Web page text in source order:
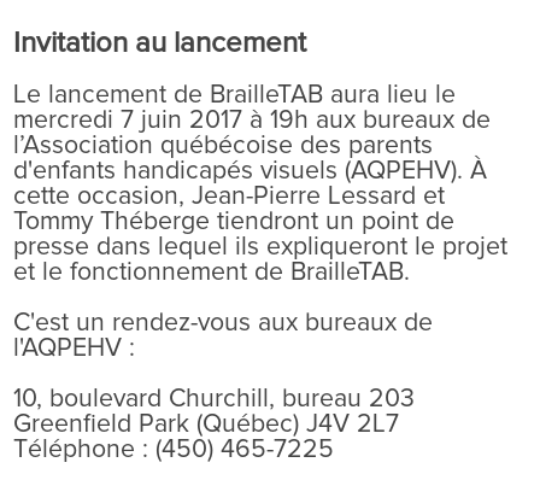
Invitation au lancement
Le lancement de BrailleTAB aura lieu le
mercredi 7 juin 2017 à 19h aux bureaux de
l’Association québécoise des parents
d'enfants handicapés visuels (AQPEHV). À
cette occasion, Jean-Pierre Lessard et
Tommy Théberge tiendront un point de
presse dans lequel ils expliqueront le projet
et le fonctionnement de BrailleTAB.
C'est un rendez-vous aux bureaux de
l'AQPEHV :
10, boulevard Churchill, bureau 203
Greenfield Park (Québec) J4V 2L7
Téléphone : (450) 465-7225